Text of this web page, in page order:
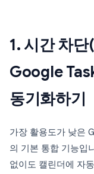
1. 시간 차
Google
동기화하기
가장 활용도가 낮은
의 기본 통합 기능입
없이도 캘린더에 자